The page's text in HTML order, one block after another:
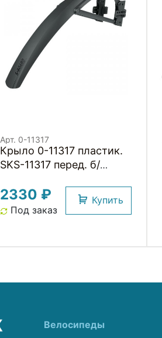
Арт. 0-11317
Крыло 0-11317 пластик.
SKS-11317 перед. б/
для покрышек 30-38мм,
длина 390мм, 89гр,
2330 ₽
Под заказ
Купить
Велосипеды